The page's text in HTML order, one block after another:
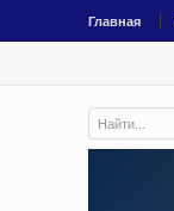
Главная